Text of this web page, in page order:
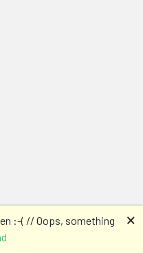
:-( // Oops, something
🗙